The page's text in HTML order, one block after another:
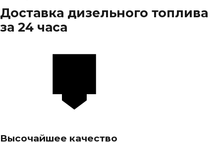
Доставка дизельного топлива
за 24 часа
Высочайшее качество